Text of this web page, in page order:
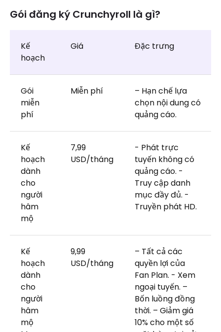
Gói đăng ký Crunchyroll là gì?
Kế
hoạch
Giá Đặc trưng
Gói
miễn
phí
Miễn phí
– Hạn chế lựa
chọn nội dung có
quảng cáo.
Kế
hoạch
dành
cho
người
hâm
mộ
7,99
USD/tháng
- Phát trực
tuyến không có
quảng cáo. -
Truy cập danh
mục đầy đủ. -
Truyền phát HD.
Kế
hoạch
dành
cho
người
hâm
mộ
9,99
USD/tháng
– Tất cả các
quyền lợi của
Fan Plan. - Xem
ngoại tuyến. –
Bốn luồng đồng
thời. – Giảm giá
10% cho một số